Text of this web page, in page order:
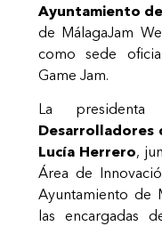
Ayuntamiento
de MálagaJam
como sede
Game Jam.
La
Desarrolladores
Lucía Herrero,
Área de
Ayuntamiento de
las encargadas